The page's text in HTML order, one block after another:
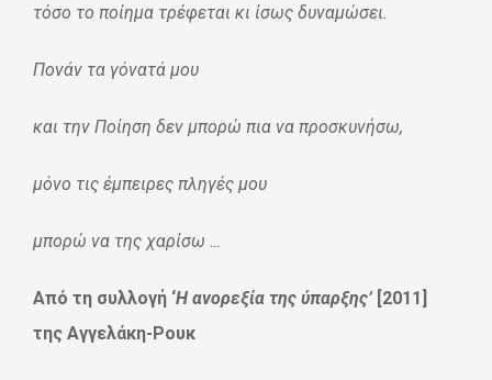
τόσο το ποίημα τρέφεται κι ίσως δυναμώσει.
Πονάν τα γόνατά μου
και την Ποίηση δεν μπορώ πια να προσκυνήσω,
μόνο τις έμπειρες πληγές μου
μπορώ να της χαρίσω …
Από τη συλλογή ‘Η ανορεξία της ύπαρξης’ [2011]
της Αγγελάκη-Ρουκ